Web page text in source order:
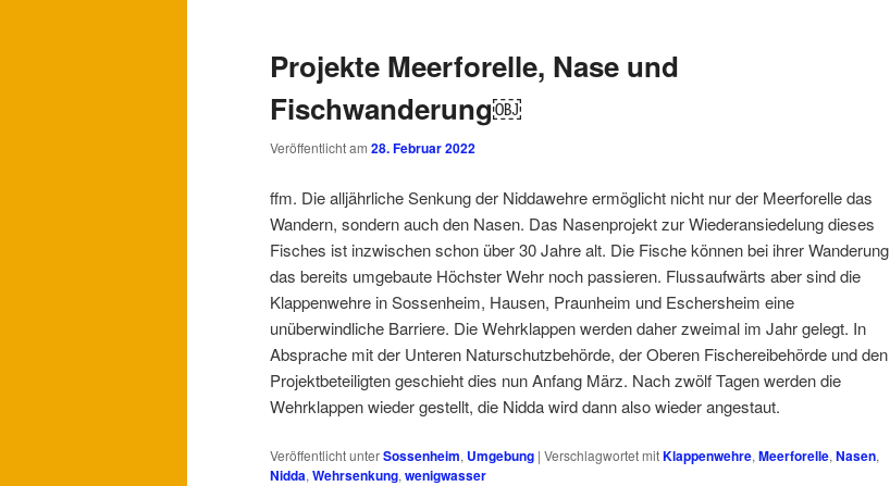
Projekte Meerforelle, Nase und
Fischwanderung￼
Veröffentlicht am 28. Februar 2022
ffm. Die alljährliche Senkung der Niddawehre ermöglicht nicht nur der Meerforelle das
Wandern, sondern auch den Nasen. Das Nasenprojekt zur Wiederansiedelung dieses
Fisches ist inzwischen schon über 30 Jahre alt. Die Fische können bei ihrer Wanderung
das bereits umgebaute Höchster Wehr noch passieren. Flussaufwärts aber sind die
Klappenwehre in Sossenheim, Hausen, Praunheim und Eschersheim eine
unüberwindliche Barriere. Die Wehrklappen werden daher zweimal im Jahr gelegt. In
Absprache mit der Unteren Naturschutzbehörde, der Oberen Fischereibehörde und den
Projektbeteiligten geschieht dies nun Anfang März. Nach zwölf Tagen werden die
Wehrklappen wieder gestellt, die Nidda wird dann also wieder angestaut.
Veröffentlicht unterSossenheim, Umgebung | Verschlagwortet mitKlappenwehre, Meerforelle, Nasen,
Nidda, Wehrsenkung, wenigwasser